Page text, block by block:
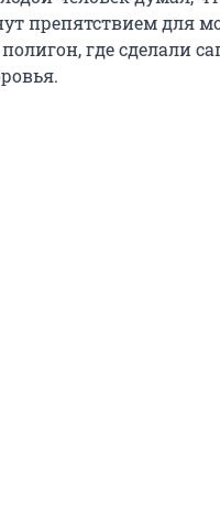
препятствием для
где сделали